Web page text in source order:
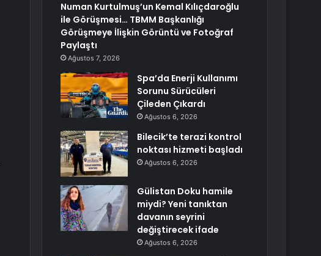
Numan Kurtulmuş’un Kemal Kılıçdaroğlu
ile Görüşmesi… TBMM Başkanlığı
Görüşmeye İlişkin Görüntü ve Fotoğraf
Paylaştı
Ağustos 7, 2026
Spa’da Enerji Kullanımı
Sorunu Sürücüleri
Çileden Çıkardı
Ağustos 6, 2026
Bilecik’te terazi kontrol
noktası hizmeti başladı
Ağustos 6, 2026
Gülistan Doku hamile
miydi? Yeni tanıktan
davanın seyrini
değiştirecek ifade
Ağustos 6, 2026